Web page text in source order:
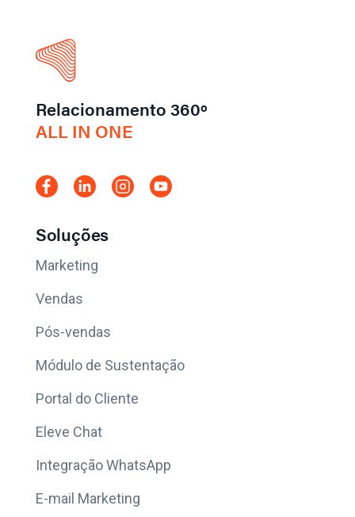
Relacionamento 360º
ALL IN ONE
Soluções
Marketing
Vendas
Pós-vendas
Módulo de Sustentação
Portal do Cliente
Eleve Chat
Integração WhatsApp
E-mail Marketing